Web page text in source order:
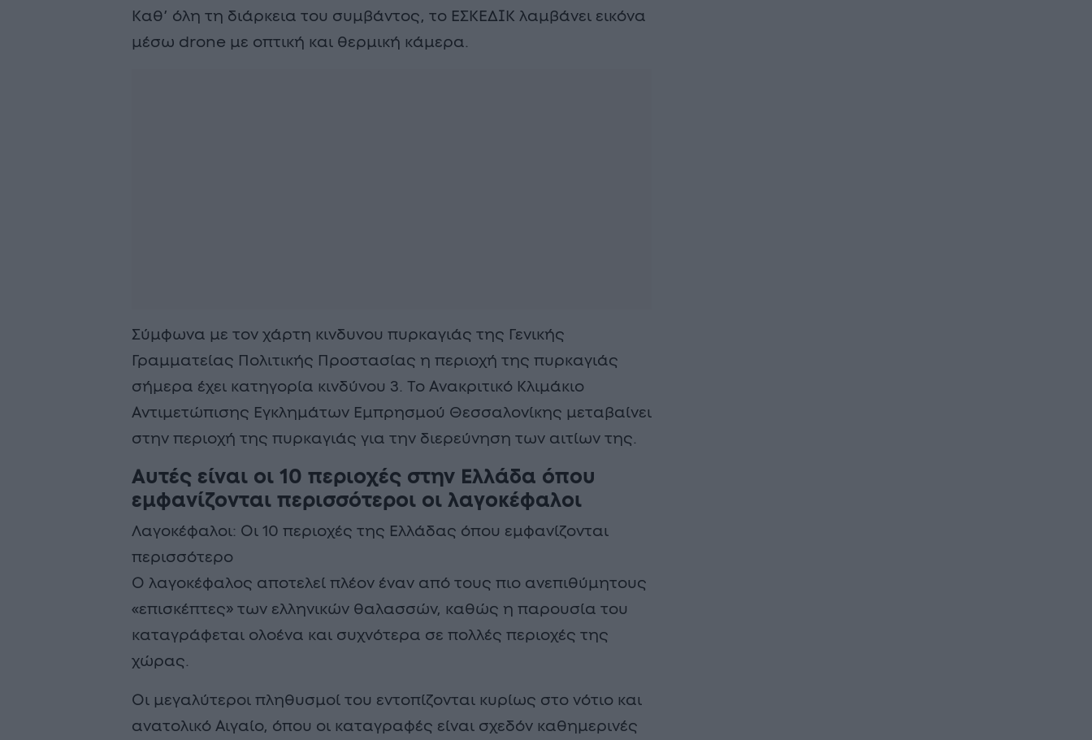
Καθ’ όλη τη διάρκεια του συμβάντος, το ΕΣΚΕΔΙΚ λαμβάνει εικόνα
μέσω drone με οπτική και θερμική κάμερα.
Σύμφωνα με τον χάρτη κινδυνου πυρκαγιάς της Γενικής
Γραμματείας Πολιτικής Προστασίας η περιοχή της πυρκαγιάς
σήμερα έχει κατηγορία κινδύνου 3. Το Ανακριτικό Κλιμάκιο
Αντιμετώπισης Εγκλημάτων Εμπρησμού Θεσσαλονίκης μεταβαίνει
στην περιοχή της πυρκαγιάς για την διερεύνηση των αιτίων της.
Αυτές είναι οι 10 περιοχές στην Ελλάδα όπου
εμφανίζονται περισσότεροι οι λαγοκέφαλοι
Λαγοκέφαλοι: Οι 10 περιοχές της Ελλάδας όπου εμφανίζονται
περισσότερο
Ο λαγοκέφαλος αποτελεί πλέον έναν από τους πιο ανεπιθύμητους
«επισκέπτες» των ελληνικών θαλασσών, καθώς η παρουσία του
καταγράφεται ολοένα και συχνότερα σε πολλές περιοχές της
χώρας.
Οι μεγαλύτεροι πληθυσμοί του εντοπίζονται κυρίως στο νότιο και
ανατολικό Αιγαίο, όπου οι καταγραφές είναι σχεδόν καθημερινές